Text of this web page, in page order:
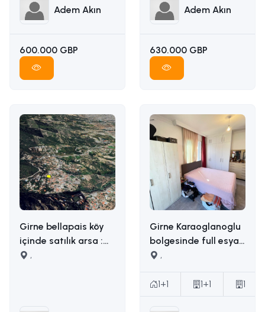
05338314949Adem Akın
600.000 GBP
satılık arazi İLETİŞİM
ADEM AKIN
Adem Akın
630.000 GBP
Girne bellapais köy
içinde satılık arsa :
İLETİŞİM: ADEM AKIN
,
Girne Karaoglanoglu
bolgesinde full esyali
satilik 1+1 daire
05338314949
,
1+1 1+1 1